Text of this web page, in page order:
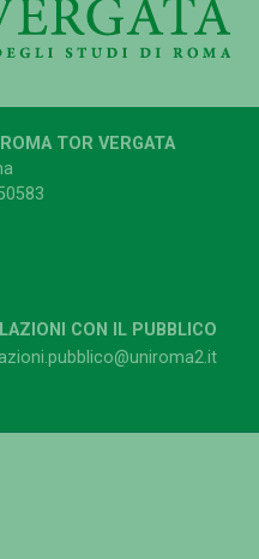
TOR VERGATA
CON IL PUBBLICO